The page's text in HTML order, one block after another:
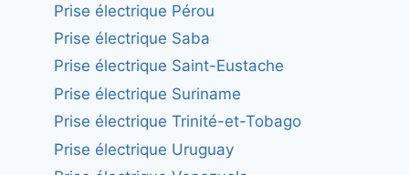
Prise électrique Pérou
Prise électrique Saba
Prise électrique Saint-Eustache
Prise électrique Suriname
Prise électrique Trinité-et-Tobago
Prise électrique Uruguay